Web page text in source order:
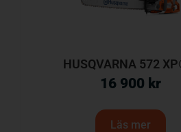
HUSQVARNA 572
16 900 kr
Läs mer